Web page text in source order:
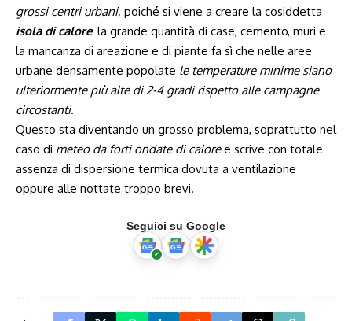
grossi centri urbani, poiché si viene a creare la cosiddetta
isola di calore: la grande quantità di case, cemento, muri e
la mancanza di areazione e di piante fa sì che nelle aree
urbane densamente popolate le temperature minime siano
ulteriormente più alte di 2-4 gradi rispetto alle campagne
circostanti.
Questo sta diventando un grosso problema, soprattutto nel
caso di meteo da forti ondate di caloree scrive con totale
assenza di dispersione termica dovuta a ventilazione
oppure alle nottate troppo brevi.
Seguici su Google